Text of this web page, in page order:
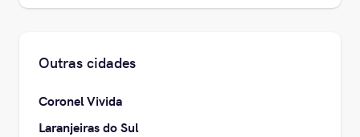
Outras cidades
Coronel Vivida
Laranjeiras do Sul